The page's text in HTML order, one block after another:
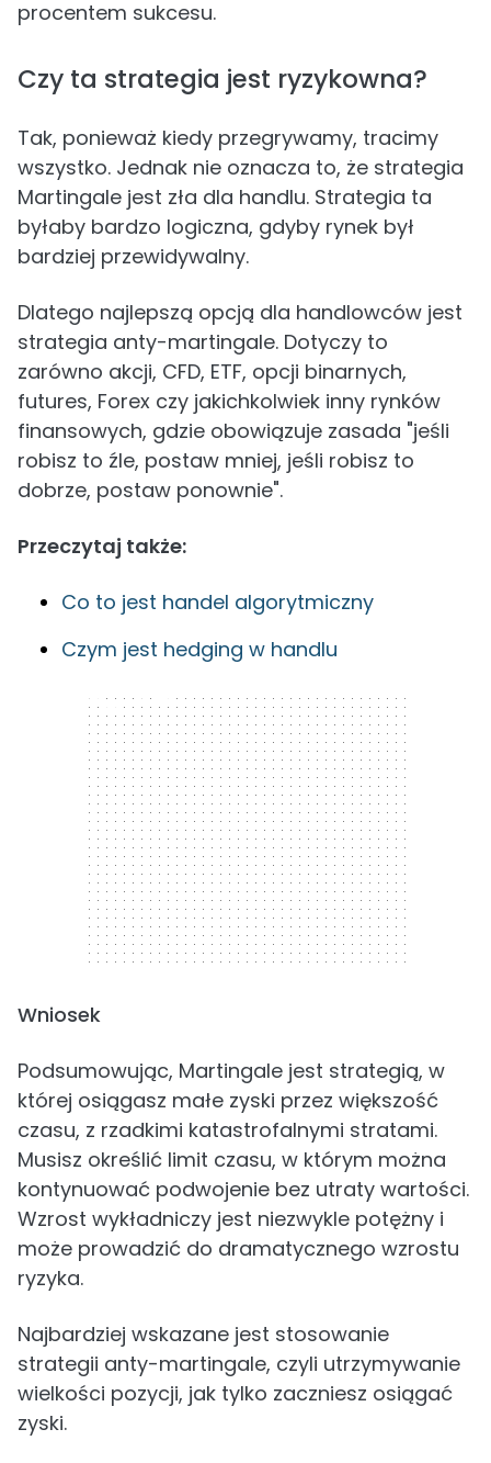
procentem sukcesu.
Czy ta strategia jest ryzykowna?
Tak, ponieważ kiedy przegrywamy, tracimy
wszystko. Jednak nie oznacza to, że strategia
Martingale jest zła dla handlu. Strategia ta
byłaby bardzo logiczna, gdyby rynek był
bardziej przewidywalny.
Dlatego najlepszą opcją dla handlowców jest
strategia anty-martingale. Dotyczy to
zarówno akcji, CFD, ETF, opcji binarnych,
futures, Forex czy jakichkolwiek inny rynków
finansowych, gdzie obowiązuje zasada "jeśli
robisz to źle, postaw mniej, jeśli robisz to
dobrze, postaw ponownie".
Przeczytaj także:
Co to jest handel algorytmiczny
Czym jest hedging w handlu
300 x 250
Wniosek
Podsumowując, Martingale jest strategią, w
której osiągasz małe zyski przez większość
czasu, z rzadkimi katastrofalnymi stratami.
Musisz określić limit czasu, w którym można
kontynuować podwojenie bez utraty wartości.
Wzrost wykładniczy jest niezwykle potężny i
może prowadzić do dramatycznego wzrostu
ryzyka.
Najbardziej wskazane jest stosowanie
strategii anty-martingale, czyli utrzymywanie
wielkości pozycji, jak tylko zaczniesz osiągać
zyski.